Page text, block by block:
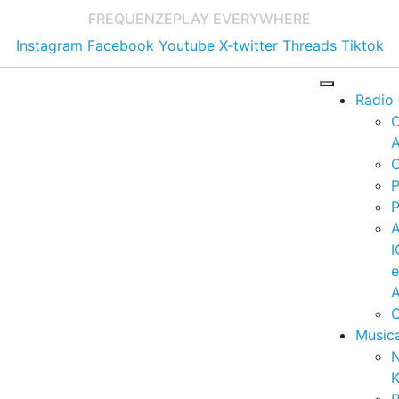
FREQUENZEPLAY EVERYWHERE
Instagram Facebook Youtube X-twitter Threads Tiktok
Radio
e